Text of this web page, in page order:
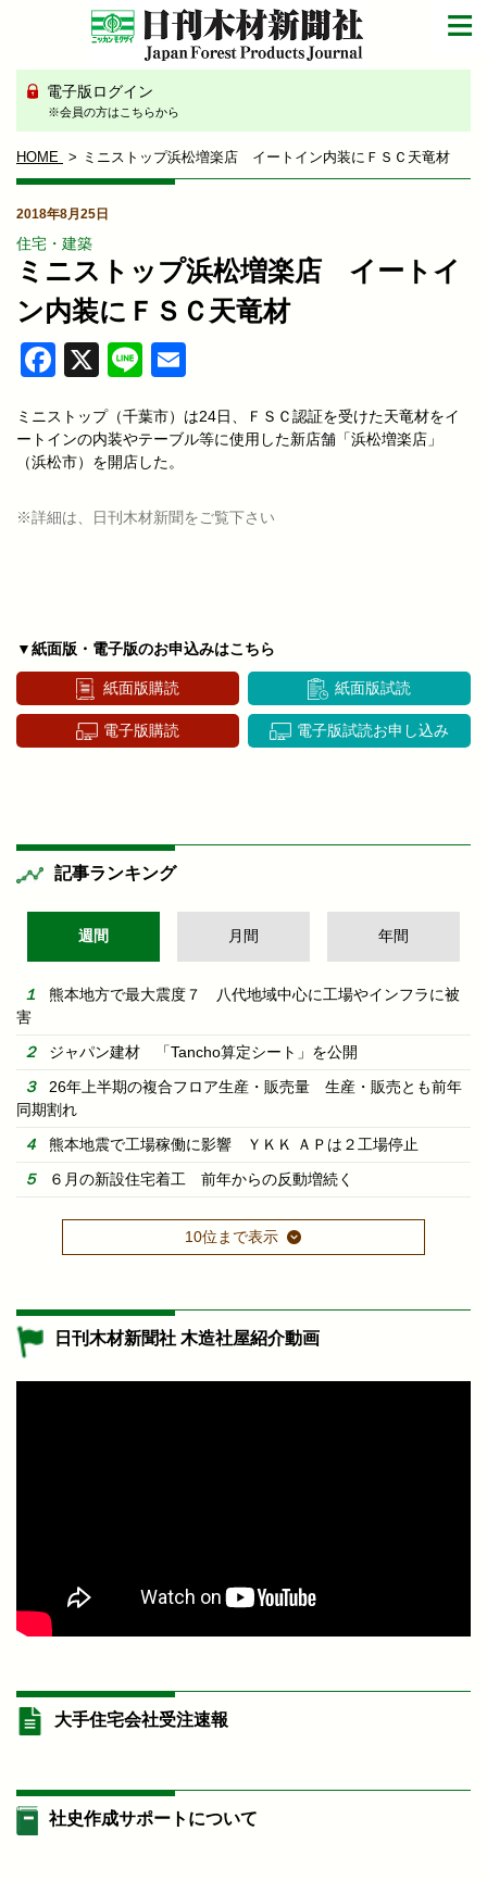
電子版ログイン
※会員の方はこちらから
HOME ミニストップ浜松増楽店 イートイン内装にＦＳＣ天竜材
2018年8月25日
住宅・建築
ミニストップ浜松増楽店 イートイ
ン内装にＦＳＣ天竜材
Facebook
X Line
ミニストップ（千葉市）は24日、ＦＳＣ認証を受けた天竜材をイ
ートインの内装やテーブル等に使用した新店舗「浜松増楽店」
（浜松市）を開店した。
※詳細は、日刊木材新聞をご覧下さい
▼紙面版・電子版のお申込みはこちら
紙面版購読 紙面版試読
電子版購読 電子版試読お申し込み
記事ランキング
週間 月間 年間
熊本地方で最大震度７ 八代地域中心に工場やインフラに被
害
ジャパン建材 「Tancho算定シート」を公開
26年上半期の複合フロア生産・販売量 生産・販売とも前年
同期割れ
熊本地震で工場稼働に影響 ＹＫＫ ＡＰは２工場停止
６月の新設住宅着工 前年からの反動増続く
10位まで表示
日刊木材新聞社 木造社屋紹介動画
大手住宅会社受注速報
社史作成サポートについて